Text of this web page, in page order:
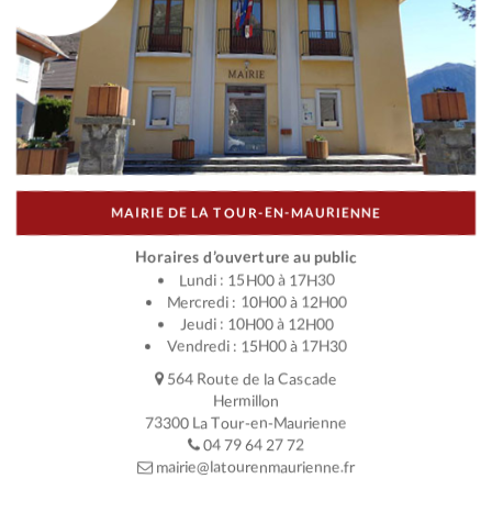
MAIRIE DE LA TOUR-EN-MAURIENNE
Horaires d’ouverture au public
Lundi : 15H00 à 17H30
Mercredi : 10H00 à 12H00
Jeudi : 10H00 à 12H00
Vendredi : 15H00 à 17H30
564 Route de la Cascade
Hermillon
73300 La Tour-en-Maurienne
04 79 64 27 72
mairie@latourenmaurienne.fr